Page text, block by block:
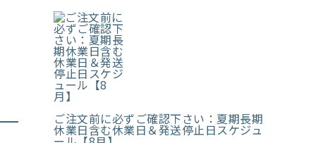
ご注文前に必ずご確認下さい：夏期長期
休業日含む休業日＆発送停止日スケジュ